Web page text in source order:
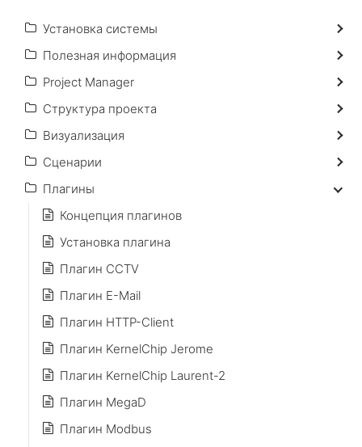
Установка системы
Полезная информация
Project Manager
Структура проекта
Визуализация
Сценарии
Плагины
Концепция плагинов
Установка плагина
Плагин CCTV
Плагин E-Mail
Плагин HTTP-Client
Плагин KernelChip Jerome
Плагин KernelChip Laurent-2
Плагин MegaD
Плагин Modbus